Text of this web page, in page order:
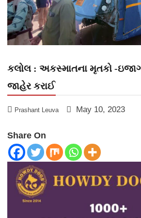
કલોલ : અકસ્માતના મૃતકો -
જાહેર કરાઈ
Prashant Leuva May 10, 2023
Share On